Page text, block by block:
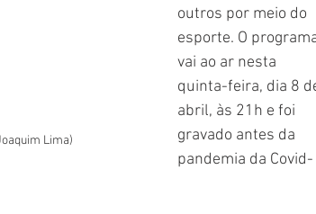
Lima)
outros por meio do
esporte. O
vai ao ar nesta
quinta-feira, dia 8
abril, às 21h e foi
gravado antes da
pandemia da Covid-